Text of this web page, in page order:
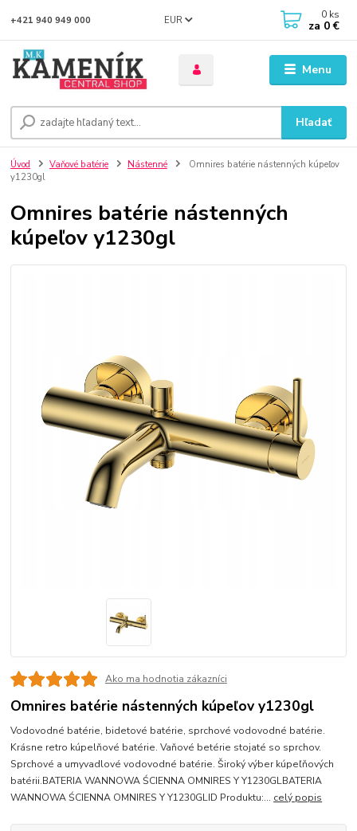
Menu
EUR
Hľadať
+421 940 949 000 0 ks
za 0 €
Úvod Vaňové batérie Nástenné
Omnires batérie nástenných kúpeľov
y1230gl
Omnires batérie nástenných
kúpeľov y1230gl
Ako ma hodnotia zákazníci
Omnires batérie nástenných kúpeľov y1230gl
Vodovodné batérie, bidetové batérie, sprchové vodovodné batérie.
Krásne retro kúpelňové batérie. Vaňové betérie stojaté so sprchov.
Sprchové a umyvadlové vodovodné batérie. Široký výber kúpeľňových
batérii.BATERIA WANNOWA ŚCIENNA OMNIRES Y Y1230GLBATERIA
WANNOWA ŚCIENNA OMNIRES Y Y1230GLID Produktu:... celý popis